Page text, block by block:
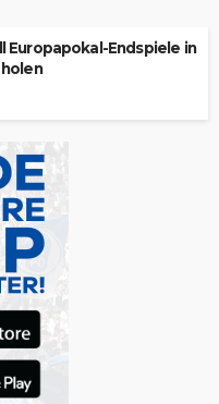
Europapokal-Endspiele in